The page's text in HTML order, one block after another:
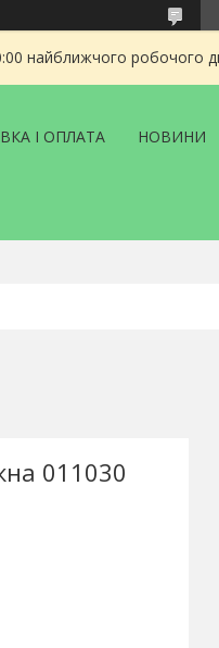
найближчого робочого
І ОПЛАТА НОВИНИ
011030